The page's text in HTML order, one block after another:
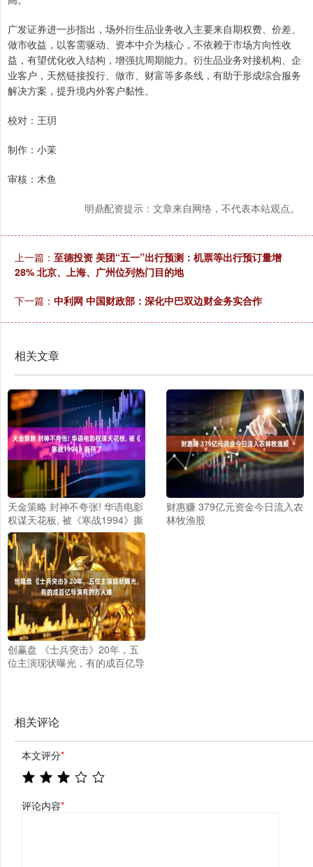
广发证券进一步指出，场外衍生品业务收入主要来自期权费、价差、
做市收益，以客需驱动、资本中介为核心，不依赖于市场方向性收
益，有望优化收入结构，增强抗周期能力。衍生品业务对接机构、企
业客户，天然链接投行、做市、财富等多条线，有助于形成综合服务
解决方案，提升境内外客户黏性。
校对：王玥
制作：小茉
审核：木鱼
明鼎配资提示：文章来自网络，不代表本站观点。
上一篇： 至德投资 美团“五一”出行预测：机票等出行预订量增
28% 北京、上海、广州位列热门目的地
下一篇： 中利网 中国财政部：深化中巴双边财金务实合作
相关文章
天金策略 封神不夸张! 华语电影
权谋天花板, 被《寒战1994》撕
开了
财惠赚 379亿元资金今日流入农
林牧渔股
创赢盘 《士兵突击》20年，五
位主演现状曝光，有的成百亿导
相关评论
本文评分*
评论内容*